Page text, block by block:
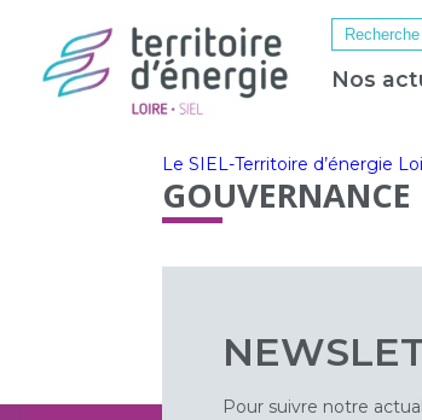
Nos
Le SIEL-Territoire d’énergie
GOUVERNANCE
Pour suivre notre